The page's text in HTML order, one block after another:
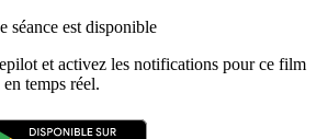
séance est disponible
et activez les notifications pour ce film
temps réel.